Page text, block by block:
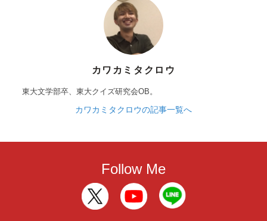
カワカミタクロウ
東大文学部卒、東大クイズ研究会OB。
カワカミタクロウの記事一覧へ
Follow Me